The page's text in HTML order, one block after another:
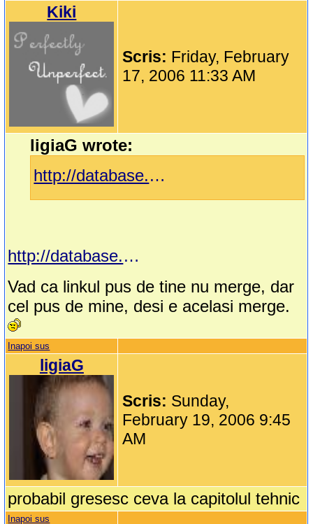
Kiki
Scris: Friday, February
17, 2006 11:33 AM
ligiaG wrote:
http://database.cs.wayne.edu/marius/personal/Theo/Cantece_Copii/
http://database.cs.wayne.edu/marius/personal/Theo/Cantece_Copii/
Vad ca linkul pus de tine nu merge, dar
cel pus de mine, desi e acelasi merge.
Inapoi sus
ligiaG
Scris: Sunday,
February 19, 2006 9:45
AM
probabil gresesc ceva la capitolul tehnic
Inapoi sus